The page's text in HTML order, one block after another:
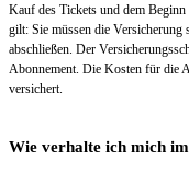
Kauf des Tickets und dem
gilt: Sie müssen die Versicherung
abschließen. Der
Abonnement. Die Kosten für die
versichert.
Wie verhalte ich mich